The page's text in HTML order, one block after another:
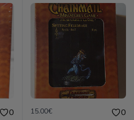
0 15.00€ 0